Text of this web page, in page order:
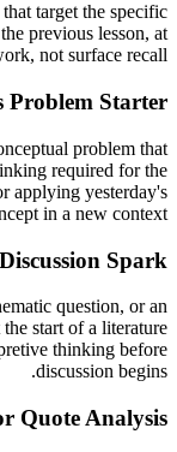
target the specific
previous lesson, at
not surface recall.
Problem Starter
problem that
required for the
applying yesterday's
in a new context.
Spark
question, or an
start of a literature
thinking before
discussion begins.
Quote Analysis